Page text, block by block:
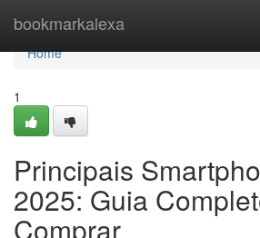
bookmarkalexa
Home
Home
1
Principais
2025: Guia
Comprar